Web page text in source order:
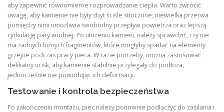
aby zapewnić równomierne rozprowadzanie ciepła. Warto zwrócić
uwagę, aby kamienie nie były zbyt ściśle stłoczone; niewielka przerwa
pomiędzy nimi umożliwia swobodny przepływ powietrza oraz lepszą
cyrkulację pary wodnej. Po ułożeniu kamieni, należy sprawdzić, czy nie
ma żadnych luźnych fragmentów, które mogłyby spadać na elementy
grzejne podczas pracy pieca. W razie potrzeby, można zastosować
delikatny ucisk, aby kamienie stabilnie przylegały do podłoża,
jednocześnie nie powodując ich deformacji.
Testowanie i kontrola bezpieczeństwa
Po zakończeniu montażu, piec należy ponownie podłączyć do zasilania i